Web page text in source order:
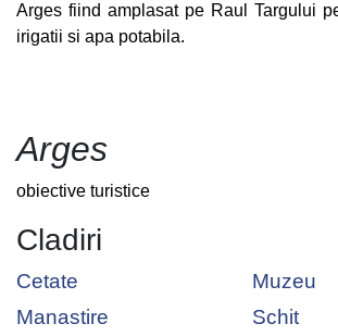
Arges fiind amplasat pe Raul Targului
irigatii si apa potabila.
Arges
obiective turistice
Cladiri
Cetate
Manastire
Muzeu
Schit